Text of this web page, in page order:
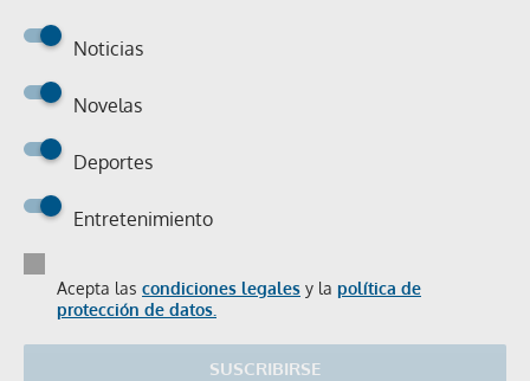
Noticias
Novelas
Deportes
Entretenimiento
Acepta las condiciones legales y la política de
protección de datos.
SUSCRIBIRSE